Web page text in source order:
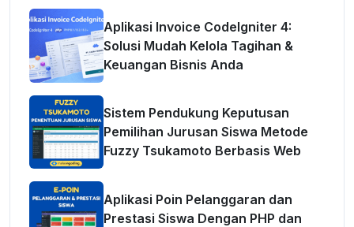
Aplikasi Invoice CodeIgniter 4:
Solusi Mudah Kelola Tagihan &
Keuangan Bisnis Anda
Sistem Pendukung Keputusan
Pemilihan Jurusan Siswa Metode
Fuzzy Tsukamoto Berbasis Web
Aplikasi Poin Pelanggaran dan
Prestasi Siswa Dengan PHP dan